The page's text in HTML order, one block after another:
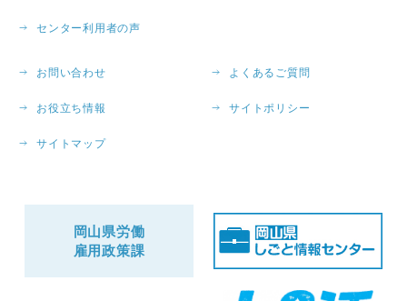
センター利用者の声
お問い合わせ よくあるご質問
お役立ち情報 サイトポリシー
サイトマップ
岡山県労働
雇用政策課